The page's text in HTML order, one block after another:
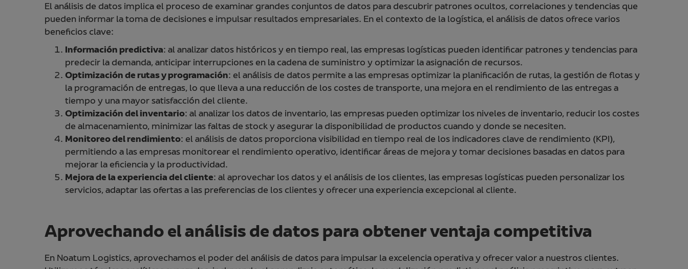
El análisis de datos implica el proceso de examinar grandes conjuntos de datos para descubrir patrones ocultos, correlaciones y tendencias que
pueden informar la toma de decisiones e impulsar resultados empresariales. En el contexto de la logística, el análisis de datos ofrece varios
beneficios clave:
Información predictiva: al analizar datos históricos y en tiempo real, las empresas logísticas pueden identificar patrones y tendencias para
predecir la demanda, anticipar interrupciones en la cadena de suministro y optimizar la asignación de recursos.
Optimización de rutas y programación: el análisis de datos permite a las empresas optimizar la planificación de rutas, la gestión de flotas y
la programación de entregas, lo que lleva a una reducción de los costes de transporte, una mejora en el rendimiento de las entregas a
tiempo y una mayor satisfacción del cliente.
Optimización del inventario: al analizar los datos de inventario, las empresas pueden optimizar los niveles de inventario, reducir los costes
de almacenamiento, minimizar las faltas de stock y asegurar la disponibilidad de productos cuando y donde se necesiten.
Monitoreo del rendimiento: el análisis de datos proporciona visibilidad en tiempo real de los indicadores clave de rendimiento (KPI),
permitiendo a las empresas monitorear el rendimiento operativo, identificar áreas de mejora y tomar decisiones basadas en datos para
mejorar la eficiencia y la productividad.
Mejora de la experiencia del cliente: al aprovechar los datos y el análisis de los clientes, las empresas logísticas pueden personalizar los
servicios, adaptar las ofertas a las preferencias de los clientes y ofrecer una experiencia excepcional al cliente.
Aprovechando el análisis de datos para obtener ventaja competitiva
En Noatum Logistics, aprovechamos el poder del análisis de datos para impulsar la excelencia operativa y ofrecer valor a nuestros clientes.